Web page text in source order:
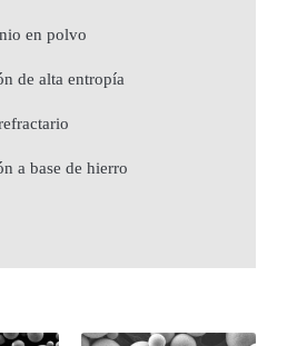
en polvo
de alta entropía
a base de hierro